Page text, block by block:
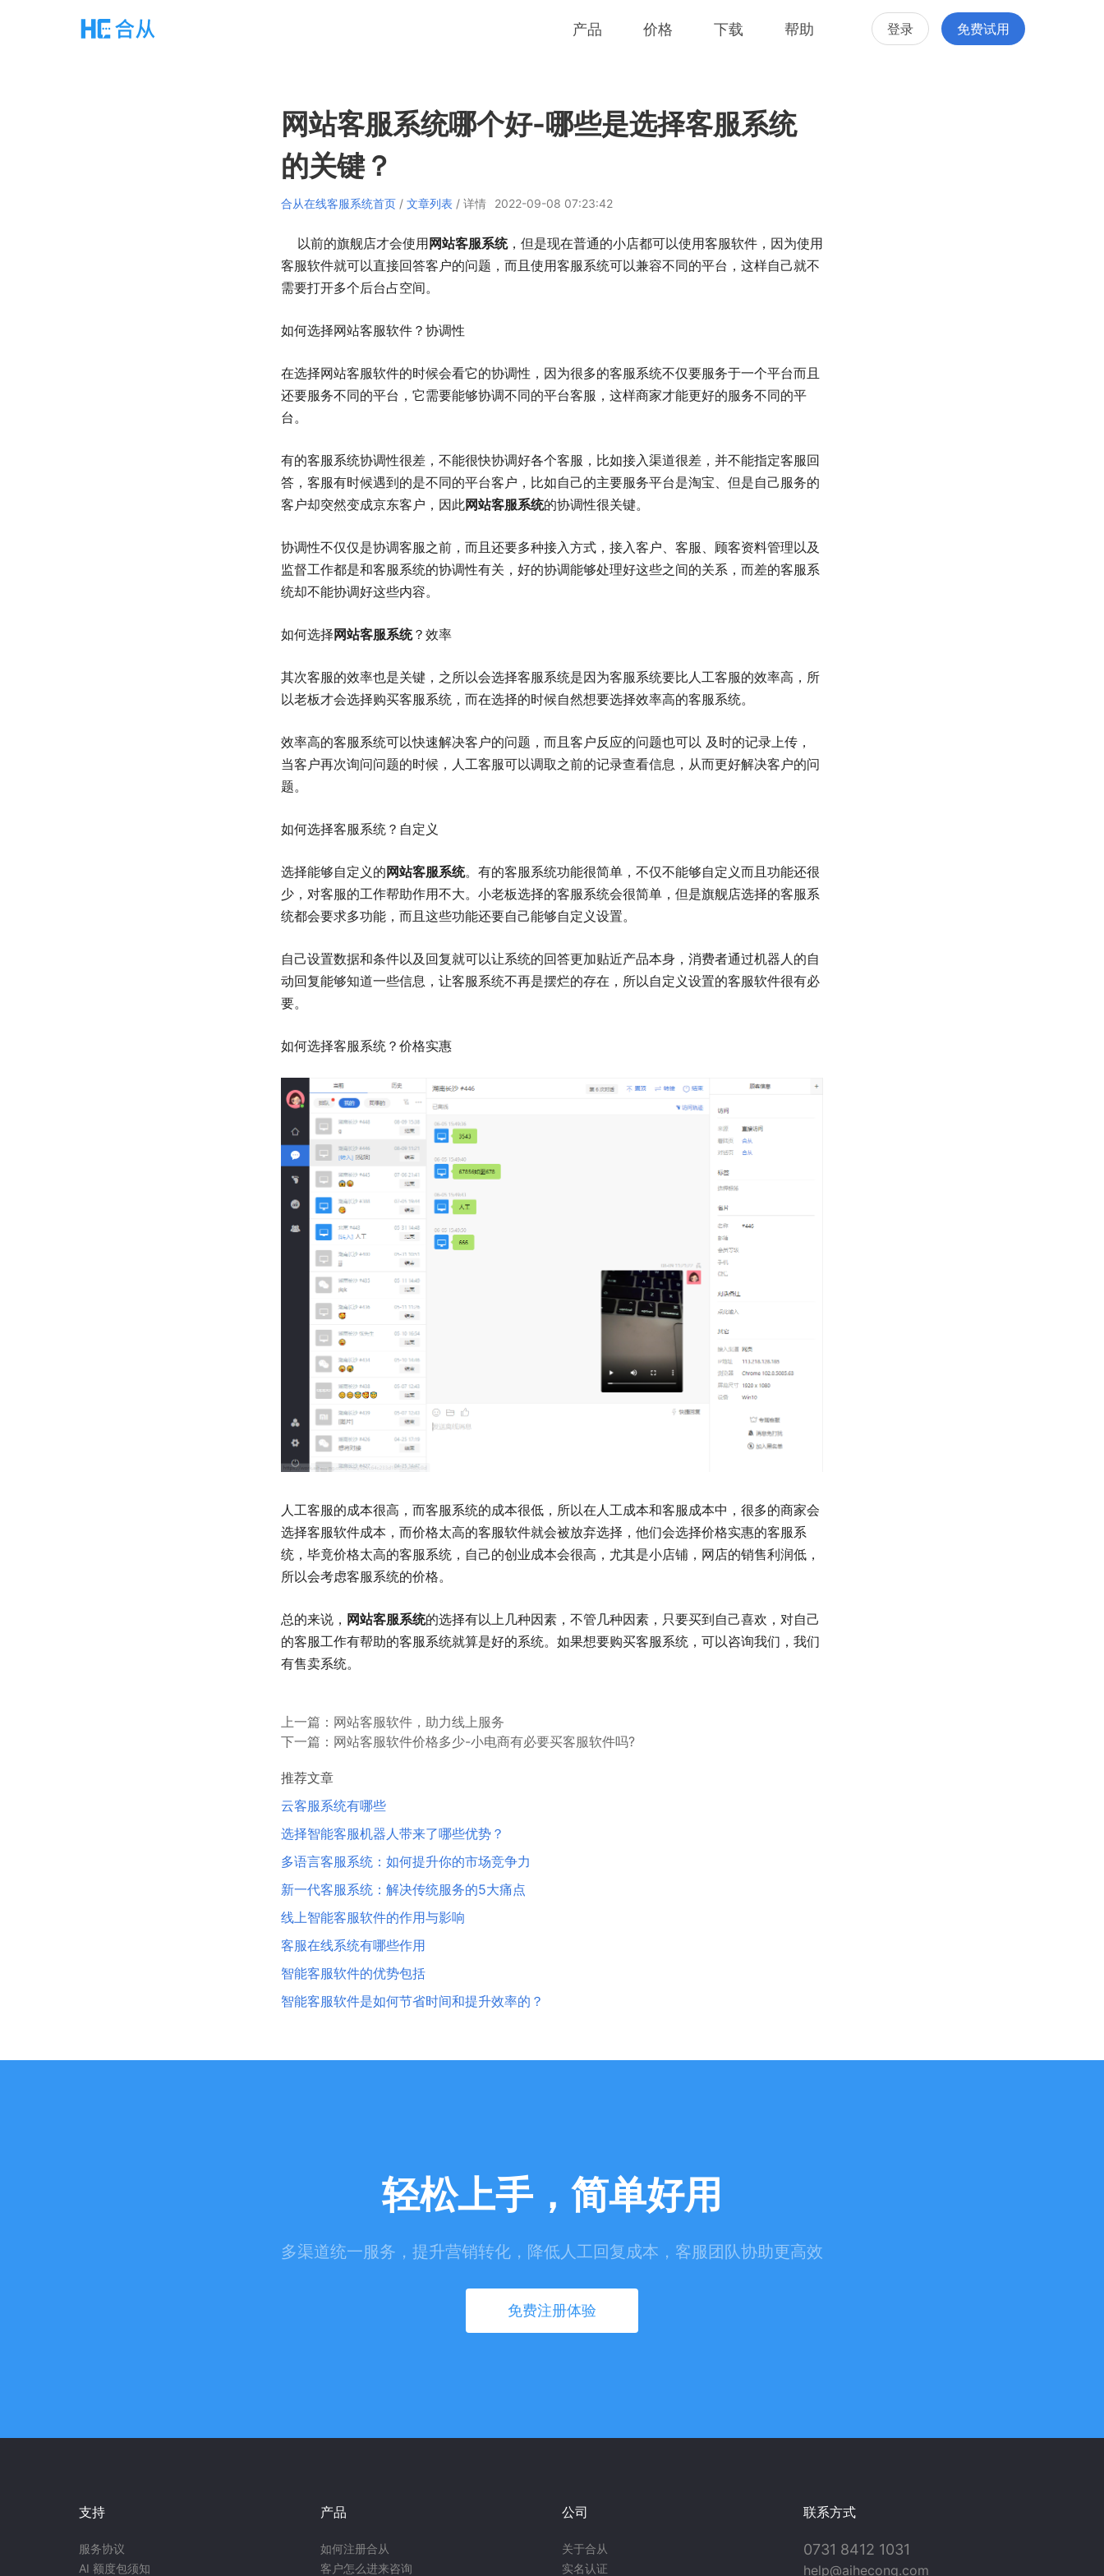
产品 价格 下载 帮助 登录 免费试用
网站客服系统哪个好-哪些是选择客服系统
的关键？
合从在线客服系统首页 / 文章列表 / 详情 2022-09-08 07:23:42
以前的旗舰店才会使用 网站客服系统，但是现在普通的小店都可以使用客服软件，因为使用
客服软件就可以直接回答客户的问题，而且使用客服系统可以兼容不同的平台，这样自己就不
需要打开多个后台占空间。
如何选择网站客服软件？协调性
在选择网站客服软件的时候会看它的协调性，因为很多的客服系统不仅要服务于一个平台而且
还要服务不同的平台，它需要能够协调不同的平台客服，这样商家才能更好的服务不同的平
台。
有的客服系统协调性很差，不能很快协调好各个客服，比如接入渠道很差，并不能指定客服回
答，客服有时候遇到的是不同的平台客户，比如自己的主要服务平台是淘宝、但是自己服务的
客户却突然变成京东客户，因此网站客服系统的协调性很关键。
协调性不仅仅是协调客服之前，而且还要多种接入方式，接入客户、客服、顾客资料管理以及
监督工作都是和客服系统的协调性有关，好的协调能够处理好这些之间的关系，而差的客服系
统却不能协调好这些内容。
如何选择 网站客服系统？效率
其次客服的效率也是关键，之所以会选择客服系统是因为客服系统要比人工客服的效率高，所
以老板才会选择购买客服系统，而在选择的时候自然想要选择效率高的客服系统。
效率高的客服系统可以快速解决客户的问题，而且客户反应的问题也可以 及时的记录上传，
当客户再次询问问题的时候，人工客服可以调取之前的记录查看信息，从而更好解决客户的问
题。
如何选择客服系统？自定义
选择能够自定义的 网站客服系统。有的客服系统功能很简单，不仅不能够自定义而且功能还很
少，对客服的工作帮助作用不大。小老板选择的客服系统会很简单，但是旗舰店选择的客服系
统都会要求多功能，而且这些功能还要自己能够自定义设置。
自己设置数据和条件以及回复就可以让系统的回答更加贴近产品本身，消费者通过机器人的自
动回复能够知道一些信息，让客服系统不再是摆烂的存在，所以自定义设置的客服软件很有必
要。
如何选择客服系统？价格实惠
人工客服的成本很高，而客服系统的成本很低，所以在人工成本和客服成本中，很多的商家会
选择客服软件成本，而价格太高的客服软件就会被放弃选择，他们会选择价格实惠的客服系
统，毕竟价格太高的客服系统，自己的创业成本会很高，尤其是小店铺，网店的销售利润低，
所以会考虑客服系统的价格。
总的来说， 网站客服系统的选择有以上几种因素，不管几种因素，只要买到自己喜欢，对自己
的客服工作有帮助的客服系统就算是好的系统。如果想要购买客服系统，可以咨询我们，我们
有售卖系统。
上一篇： 网站客服软件，助力线上服务
下一篇： 网站客服软件价格多少-小电商有必要买客服软件吗?
推荐文章
云客服系统有哪些
选择智能客服机器人带来了哪些优势？
多语言客服系统：如何提升你的市场竞争力
新一代客服系统：解决传统服务的5大痛点
线上智能客服软件的作用与影响
客服在线系统有哪些作用
智能客服软件的优势包括
智能客服软件是如何节省时间和提升效率的？
轻松上手，简单好用
多渠道统一服务，提升营销转化，降低人工回复成本，客服团队协助更高效
免费注册体验
支持
服务协议
AI 额度包须知
产品
如何注册合从
客户怎么进来咨询
公司
关于合从
实名认证
联系方式
0731 8412 1031
help@aihecong.com